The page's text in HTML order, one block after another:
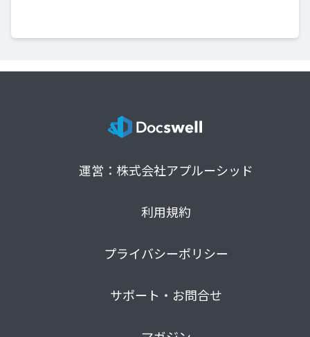
運営：株式会社アプルーシッド
利用規約
プライバシーポリシー
サポート・お問合せ